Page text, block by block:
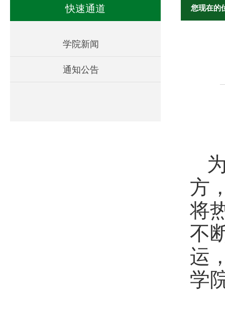
快速通道
学院新闻
通知公告
您现在的
方
将
不
运
学